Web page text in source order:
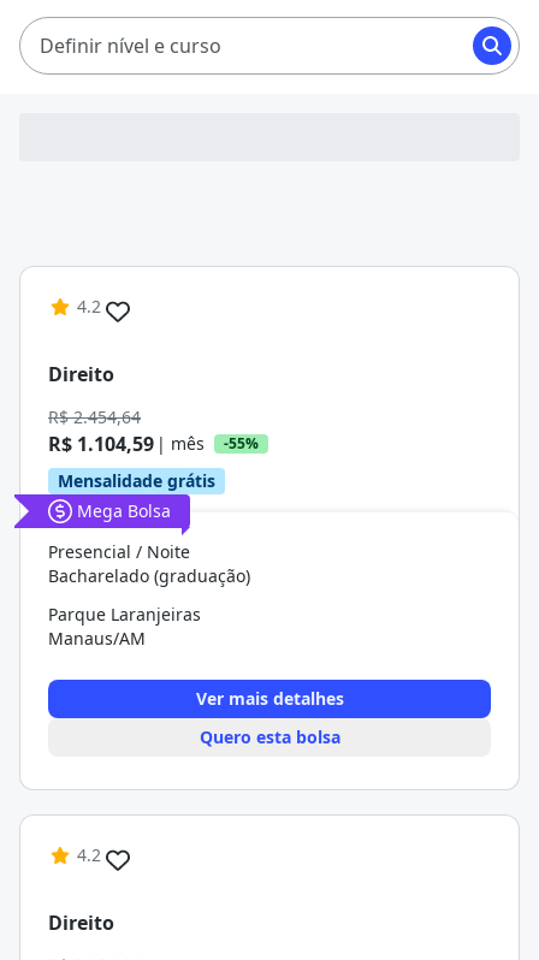
R$ 191,81 e R$ 1.244,55.
Definir nível e curso
4.2
Direito
R$ 2.454,64
R$ 1.104,59 | mês -55%
Mensalidade grátis
Mega Bolsa
Presencial / Noite
Bacharelado (graduação)
Parque Laranjeiras
Manaus/AM
Ver mais detalhes
Quero esta bolsa
4.2
Direito